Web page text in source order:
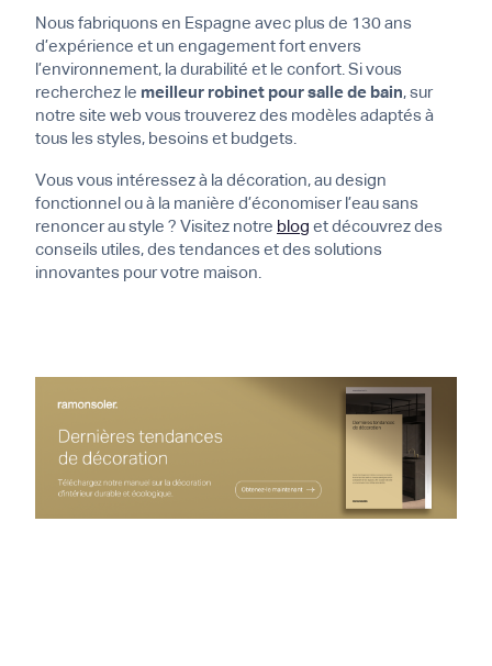
Nous fabriquons en Espagne avec plus de 130 ans
d’expérience et un engagement fort envers
l’environnement, la durabilité et le confort. Si vous
recherchez le meilleur robinet pour salle de bain, sur
notre site web vous trouverez des modèles adaptés à
tous les styles, besoins et budgets.
Vous vous intéressez à la décoration, au design
fonctionnel ou à la manière d’économiser l’eau sans
renoncer au style ? Visitez notre blog et découvrez des
conseils utiles, des tendances et des solutions
innovantes pour votre maison.